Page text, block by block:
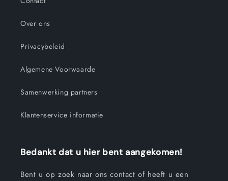
Over ons
Privacybeleid
Algemene Voorwaarde
Samenwerking partners
Klantenservice informatie
Bedankt dat u hier bent aangekomen!
Bent u op zoek naar ons contact of heeft u een